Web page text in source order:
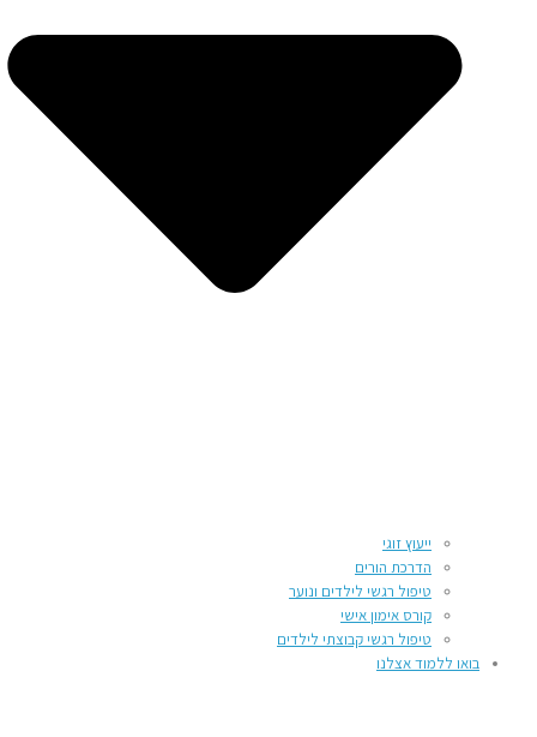
ייעוץ זוגי
הדרכת הורים
טיפול רגשי לילדים ונוער
קורס אימון אישי
טיפול רגשי קבוצתי לילדים
בואו ללמוד אצלנו